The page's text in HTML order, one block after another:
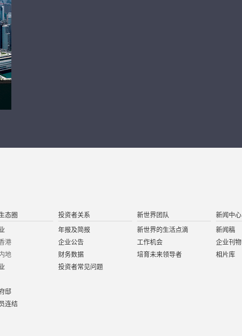
态圈
港
地
邸
连结
投资者关系
年报及简报
企业公告
财务数据
投资者常见问题
新世界团队
新世界的生活点滴
工作机会
培育未来领导者
新闻中心
新闻稿
企业刊物
相片库